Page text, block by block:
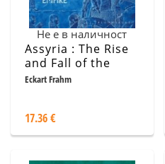
Не е в наличност
Assyria : The Rise
and Fall of the
World's First
Eckart Frahm
17.36 €